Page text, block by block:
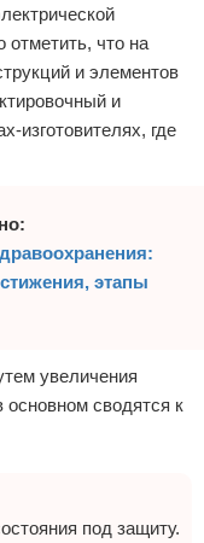
что на
и элементов
и
изготовителях, где
этапы
увеличения
основном сводятся к
под защиту.